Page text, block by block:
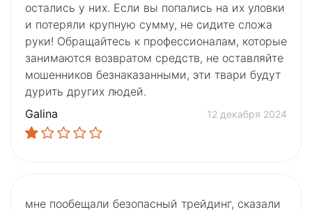
остались у них. Если вы попались на их уловки
и потеряли крупную сумму, не сидите сложа
руки! Обращайтесь к профессионалам, которые
занимаются возвратом средств, не оставляйте
мошенников безнаказанными, эти твари будут
дурить других людей.
Galina
12 декабря 2024
мне пообещали безопасный трейдинг, сказали